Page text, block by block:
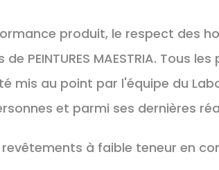
produit, le respect des
PEINTURES MAESTRIA. Tous
mis au point par l'équipe du
et parmi ses dernières
à faible teneur en